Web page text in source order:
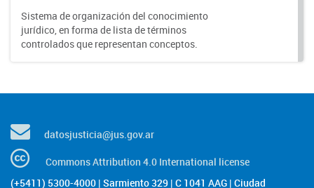
Sistema de organización del conocimiento
jurídico, en forma de lista de términos
controlados que representan conceptos.
datosjusticia@jus.gov.ar
Commons Attribution 4.0 International license
(+5411) 5300-4000 | Sarmiento 329 | C 1041 AAG | Ciudad